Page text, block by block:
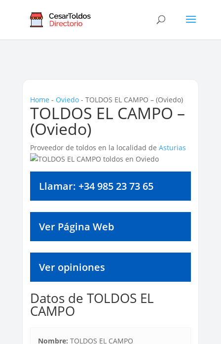
Home - Oviedo- TOLDOS EL CAMPO – (Oviedo)
TOLDOS EL CAMPO –
(Oviedo)
Proveedor de toldos en la localidad de Asturias
Llamar: +34 985 23 73 65
Ver Página Web
Ver opiniones
Datos de TOLDOS EL
CAMPO
Nombre: TOLDOS EL CAMPO